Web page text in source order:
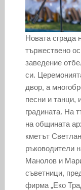
Новата сграда
тържествено
заведение
си.
двор, а
песни и танци,
градината. На
на общината
кметът
ръководители
Манолов и
съветници,
фирма „Еко